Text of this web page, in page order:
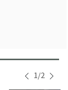
1/2